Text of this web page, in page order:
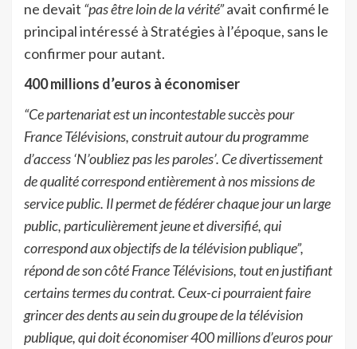
ne devait “pas être loin de la vérité”avait confirmé le
principal intéressé à Stratégies à l’époque, sans le
confirmer pour autant.
400 millions d’euros à économiser
“Ce partenariat est un incontestable succès pour
France Télévisions, construit autour du programme
d’access ‘N’oubliez pas les paroles’. Ce divertissement
de qualité correspond entièrement à nos missions de
service public. Il permet de fédérer chaque jour un large
public, particulièrement jeune et diversifié, qui
correspond aux objectifs de la télévision publique”,
répond de son côté France Télévisions, tout en justifiant
certains termes du contrat. Ceux-ci pourraient faire
grincer des dents au sein du groupe de la télévision
publique, qui doit économiser 400 millions d’euros pour